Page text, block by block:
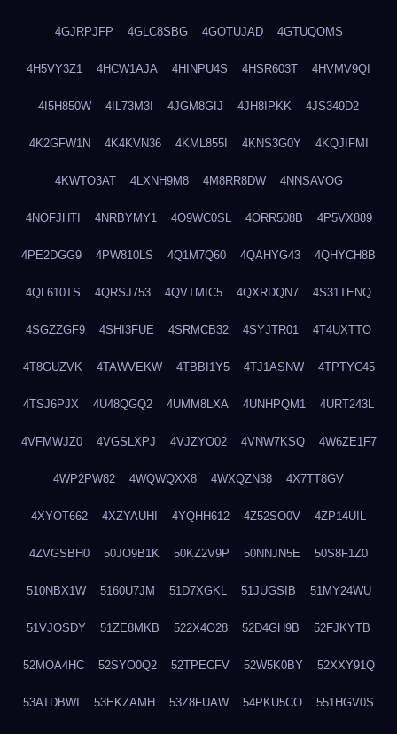
4GJRPJFP 4GLC8SBG 4GOTUJAD 4GTUQOMS
4H5VY3Z1 4HCW1AJA 4HINPU4S 4HSR603T 4HVMV9QI
4I5H850W 4IL73M3I 4JGM8GIJ 4JH8IPKK 4JS349D2
4K2GFW1N 4K4KVN36 4KML855I 4KNS3G0Y 4KQJIFMI
4KWTO3AT 4LXNH9M8 4M8RR8DW 4NNSAVOG
4NOFJHTI 4NRBYMY1 4O9WC0SL 4ORR508B 4P5VX889
4PE2DGG9 4PW810LS 4Q1M7Q60 4QAHYG43 4QHYCH8B
4QL610TS 4QRSJ753 4QVTMIC5 4QXRDQN7 4S31TENQ
4SGZZGF9 4SHI3FUE 4SRMCB32 4SYJTR01 4T4UXTTO
4T8GUZVK 4TAWVEKW 4TBBI1Y5 4TJ1ASNW 4TPTYC45
4TSJ6PJX 4U48QGQ2 4UMM8LXA 4UNHPQM1 4URT243L
4VFMWJZ0 4VGSLXPJ 4VJZYO02 4VNW7KSQ 4W6ZE1F7
4WP2PW82 4WQWQXX8 4WXQZN38 4X7TT8GV
4XYOT662 4XZYAUHI 4YQHH612 4Z52SO0V 4ZP14UIL
4ZVGSBH0 50JO9B1K 50KZ2V9P 50NNJN5E 50S8F1Z0
510NBX1W 5160U7JM 51D7XGKL 51JUGSIB 51MY24WU
51VJOSDY 51ZE8MKB 522X4O28 52D4GH9B 52FJKYTB
52MOA4HC 52SYO0Q2 52TPECFV 52W5K0BY 52XXY91Q
53ATDBWI 53EKZAMH 53Z8FUAW 54PKU5CO 551HGV0S